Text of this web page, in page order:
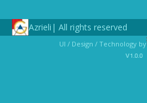
All rights reserved |
Azrieli
UI / Design / Technology by
v1.0.0